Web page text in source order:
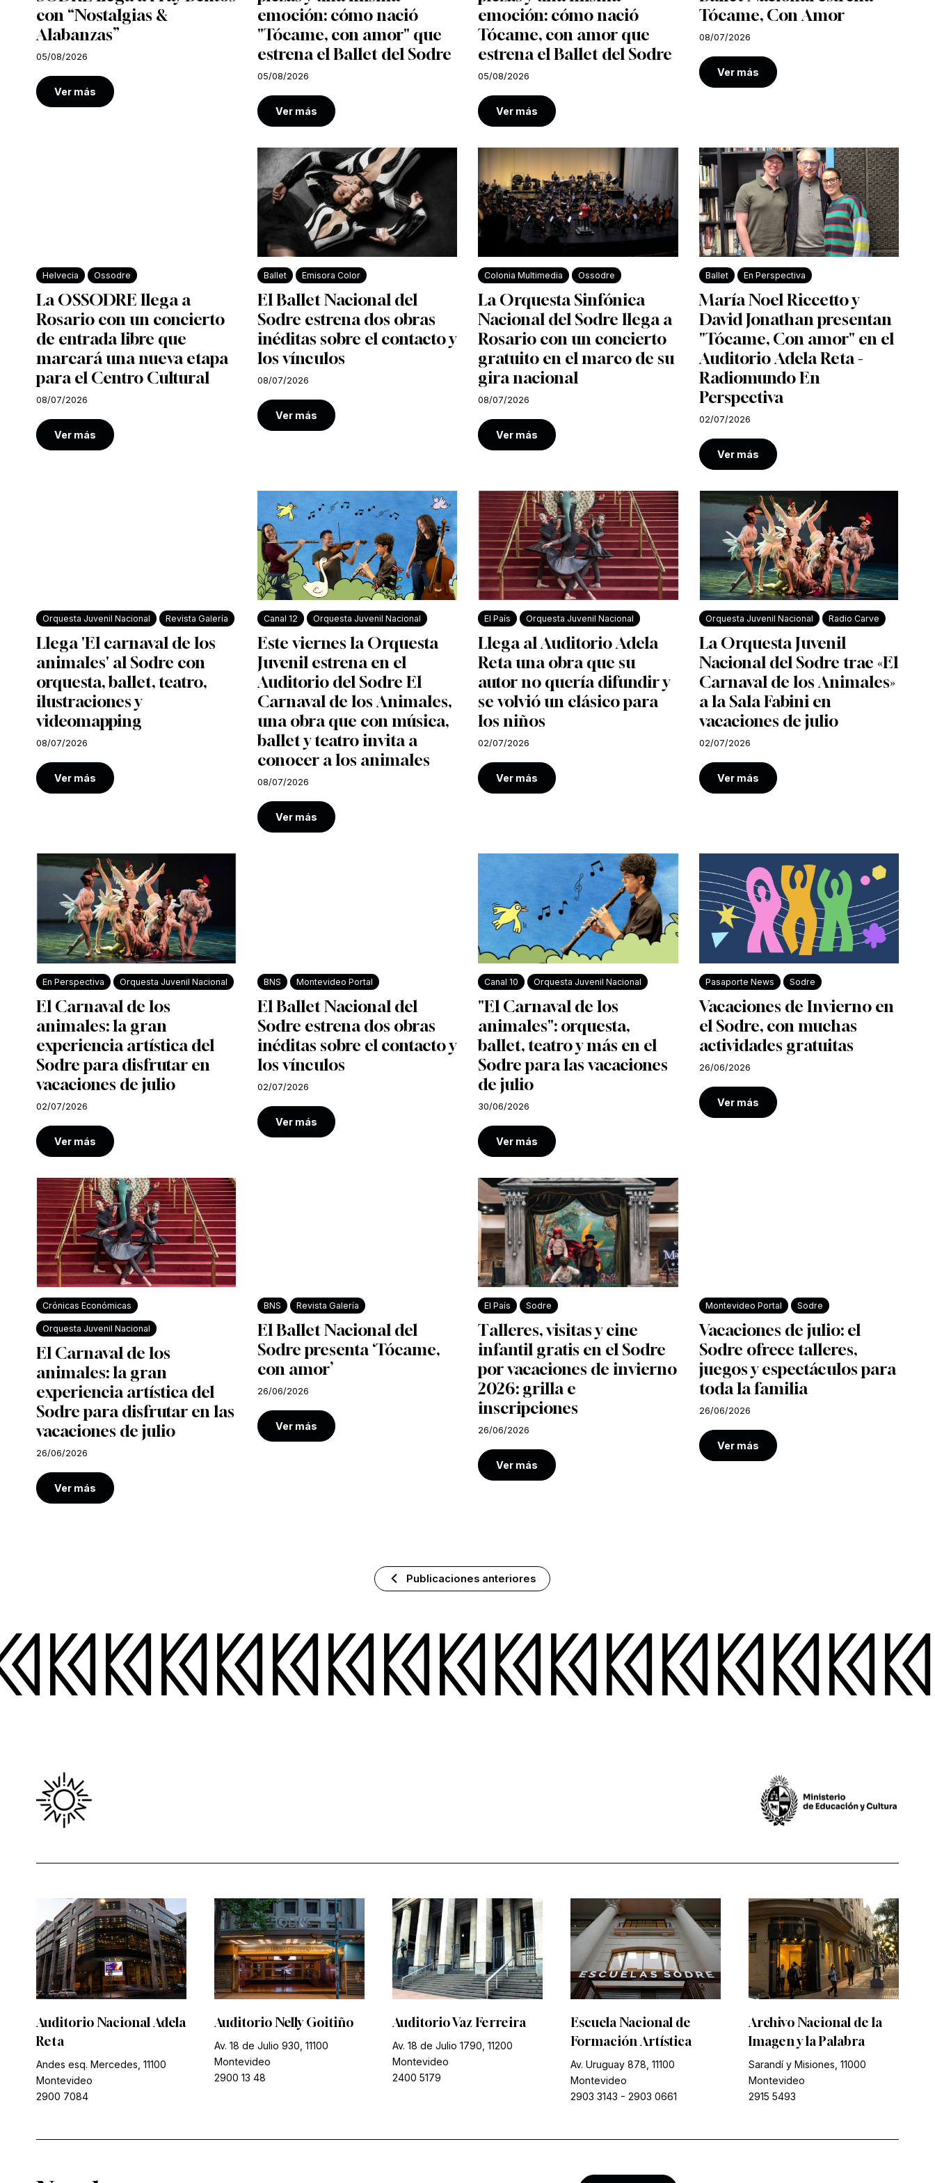
con “Nostalgias &
Alabanzas”
05/08/2026
Ver más
emoción: cómo nació
"Tócame, con amor" que
estrena el Ballet del Sodre
05/08/2026
Ver más
emoción: cómo nació
Tócame, con amor que
estrena el Ballet del Sodre
05/08/2026
Ver más
Tócame, Con Amor
08/07/2026
Ver más
Helvecia Ossodre
La OSSODRE llega a
Rosario con un concierto
de entrada libre que
marcará una nueva etapa
para el Centro Cultural
08/07/2026
Ver más
Ballet Emisora Color
El Ballet Nacional del
Sodre estrena dos obras
inéditas sobre el contacto y
los vínculos
08/07/2026
Ver más
Colonia Multimedia Ossodre
La Orquesta Sinfónica
Nacional del Sodre llega a
Rosario con un concierto
gratuito en el marco de su
gira nacional
08/07/2026
Ver más
Ballet En Perspectiva
María Noel Riccetto y
David Jonathan presentan
"Tócame, Con amor" en el
Auditorio Adela Reta -
Radiomundo En
Perspectiva
02/07/2026
Ver más
Orquesta Juvenil Nacional Revista Galería
Llega 'El carnaval de los
animales' al Sodre con
orquesta, ballet, teatro,
ilustraciones y
videomapping
08/07/2026
Ver más
Canal 12 Orquesta Juvenil Nacional
Este viernes la Orquesta
Juvenil estrena en el
Auditorio del Sodre El
Carnaval de los Animales,
una obra que con música,
ballet y teatro invita a
conocer a los animales
08/07/2026
Ver más
El País Orquesta Juvenil Nacional
Llega al Auditorio Adela
Reta una obra que su
autor no quería difundir y
se volvió un clásico para
los niños
02/07/2026
Ver más
Orquesta Juvenil Nacional Radio Carve
La Orquesta Juvenil
Nacional del Sodre trae «El
Carnaval de los Animales»
a la Sala Fabini en
vacaciones de julio
02/07/2026
Ver más
En Perspectiva Orquesta Juvenil Nacional
El Carnaval de los
animales: la gran
experiencia artística del
Sodre para disfrutar en
vacaciones de julio
02/07/2026
Ver más
BNS Montevideo Portal
El Ballet Nacional del
Sodre estrena dos obras
inéditas sobre el contacto y
los vínculos
02/07/2026
Ver más
Canal 10 Orquesta Juvenil Nacional
"El Carnaval de los
animales": orquesta,
ballet, teatro y más en el
Sodre para las vacaciones
de julio
30/06/2026
Ver más
Pasaporte News Sodre
Vacaciones de Invierno en
el Sodre, con muchas
actividades gratuitas
26/06/2026
Ver más
Crónicas Económicas
Orquesta Juvenil Nacional
El Carnaval de los
animales: la gran
experiencia artística del
Sodre para disfrutar en las
vacaciones de julio
26/06/2026
Ver más
BNS Revista Galería
El Ballet Nacional del
Sodre presenta ‘Tócame,
con amor’
26/06/2026
Ver más
El País Sodre
Talleres, visitas y cine
infantil gratis en el Sodre
por vacaciones de invierno
2026: grilla e
inscripciones
26/06/2026
Ver más
Montevideo Portal Sodre
Vacaciones de julio: el
Sodre ofrece talleres,
juegos y espectáculos para
toda la familia
26/06/2026
Ver más
Publicaciones anteriores
Auditorio Nacional Adela
Reta
Andes esq. Mercedes, 11100
Montevideo
2900 7084
Auditorio Nelly Goitiño
Av. 18 de Julio 930, 11100
Montevideo
2900 13 48
Auditorio Vaz Ferreira
Av. 18 de Julio 1790, 11200
Montevideo
2400 5179
Escuela Nacional de
Formación Artística
Av. Uruguay 878, 11100
Montevideo
2903 3143 - 2903 0661
Archivo Nacional de la
Imagen y la Palabra
Sarandí y Misiones, 11000
Montevideo
2915 5493